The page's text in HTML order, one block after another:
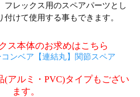
フレックス用のスペアパーツとし
けて使用する事もできます。
ス本体のお求めはこちら
(アルミ・PVC)タイプもござい
ます。